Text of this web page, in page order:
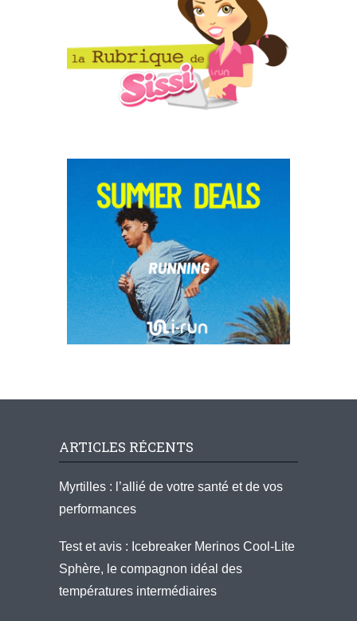
ARTICLES RÉCENTS
Myrtilles : l’allié de votre santé et de vos
performances
Test et avis : Icebreaker Merinos Cool-Lite
Sphère, le compagnon idéal des
températures intermédiaires